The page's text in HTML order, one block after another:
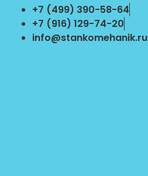
Перейти
содержимому
+7 (499) 390-58-64
+7 (916) 129-74-20
info@stankomehanik.ru